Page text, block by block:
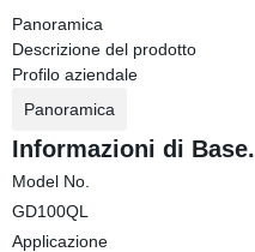
Panoramica
Descrizione del prodotto
Profilo aziendale
Panoramica
Informazioni di Base.
Model No.
GD100QL
Applicazione